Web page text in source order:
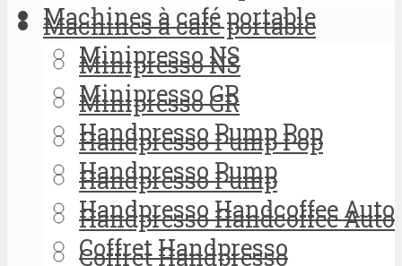
Machines à café portable
Minipresso NS
Minipresso GR
Handpresso Pump Pop
Handpresso Pump
Handpresso Handcoffee Auto
Coffret Handpresso
Machines à café portable
Minipresso NS
Minipresso GR
Handpresso Pump Pop
Handpresso Pump
Handpresso Handcoffee Auto
Coffret Handpresso